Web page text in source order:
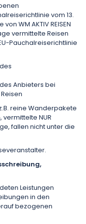
vom 13.
WM AKTIV REISEN
vermittelte Reisen
Pauchalreiserichtlinie
Anbieters bei
reine Wanderpakete
NUR
fallen nicht unter die
Leistungen
in den
bezogenen